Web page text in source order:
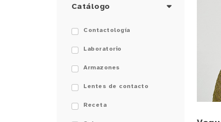
Catálogo
Contactología
Laboratorio
Armazones
Lentes de contacto
Receta